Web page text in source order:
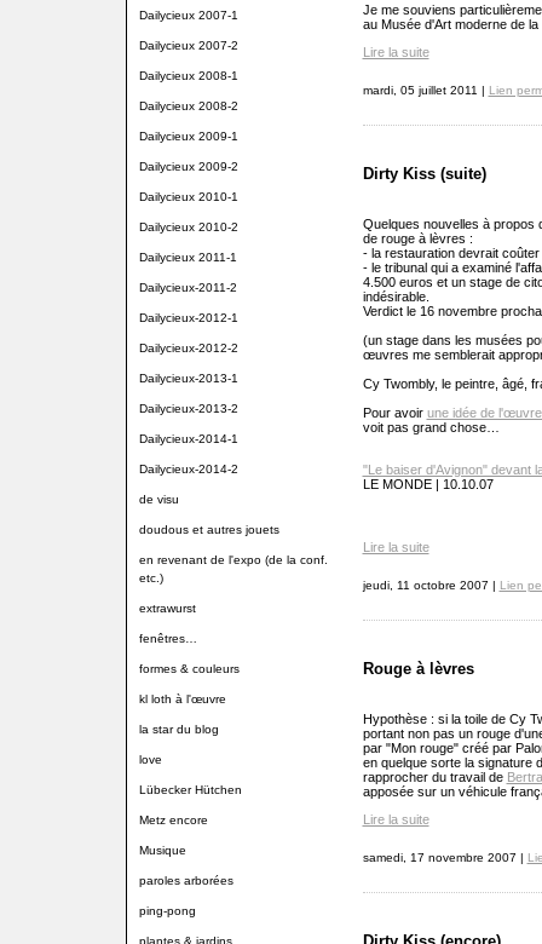
Dailycieux 2007-1
Dailycieux 2007-2
Dailycieux 2008-1
Dailycieux 2008-2
Dailycieux 2009-1
Dailycieux 2009-2
Dailycieux 2010-1
Dailycieux 2010-2
Dailycieux 2011-1
Dailycieux-2011-2
Dailycieux-2012-1
Dailycieux-2012-2
Dailycieux-2013-1
Dailycieux-2013-2
Dailycieux-2014-1
Dailycieux-2014-2
de visu
doudous et autres jouets
en revenant de l'expo (de la conf.
etc.)
extrawurst
fenêtres…
formes & couleurs
kl loth à l'œuvre
la star du blog
love
Lübecker Hütchen
Metz encore
Musique
paroles arborées
ping-pong
plantes & jardins
Je me souviens
au Musée d'Art moderne de
Lire la suite
mardi, 05 juillet 2011 | Lien
Dirty Kiss (suite)
Quelques nouvelles à propos
de rouge à lèvres :
- la restauration devrait
- le tribunal qui a examiné
4.500 euros et un stage de
indésirable.
Verdict le 16 novembre
(un stage dans les musées
œuvres me semblerait
Cy Twombly, le peintre, âgé,
Pour avoir une idée de
voit pas grand chose…
"Le baiser d'Avignon" devant
LE MONDE | 10.10.07
Lire la suite
jeudi, 11 octobre 2007 | Lien
Rouge à lèvres
Hypothèse : si la toile de Cy
portant non pas un rouge
par "Mon rouge" créé par
en quelque sorte la signature
rapprocher du travail de
apposée sur un véhicule
Lire la suite
samedi, 17 novembre 2007 |